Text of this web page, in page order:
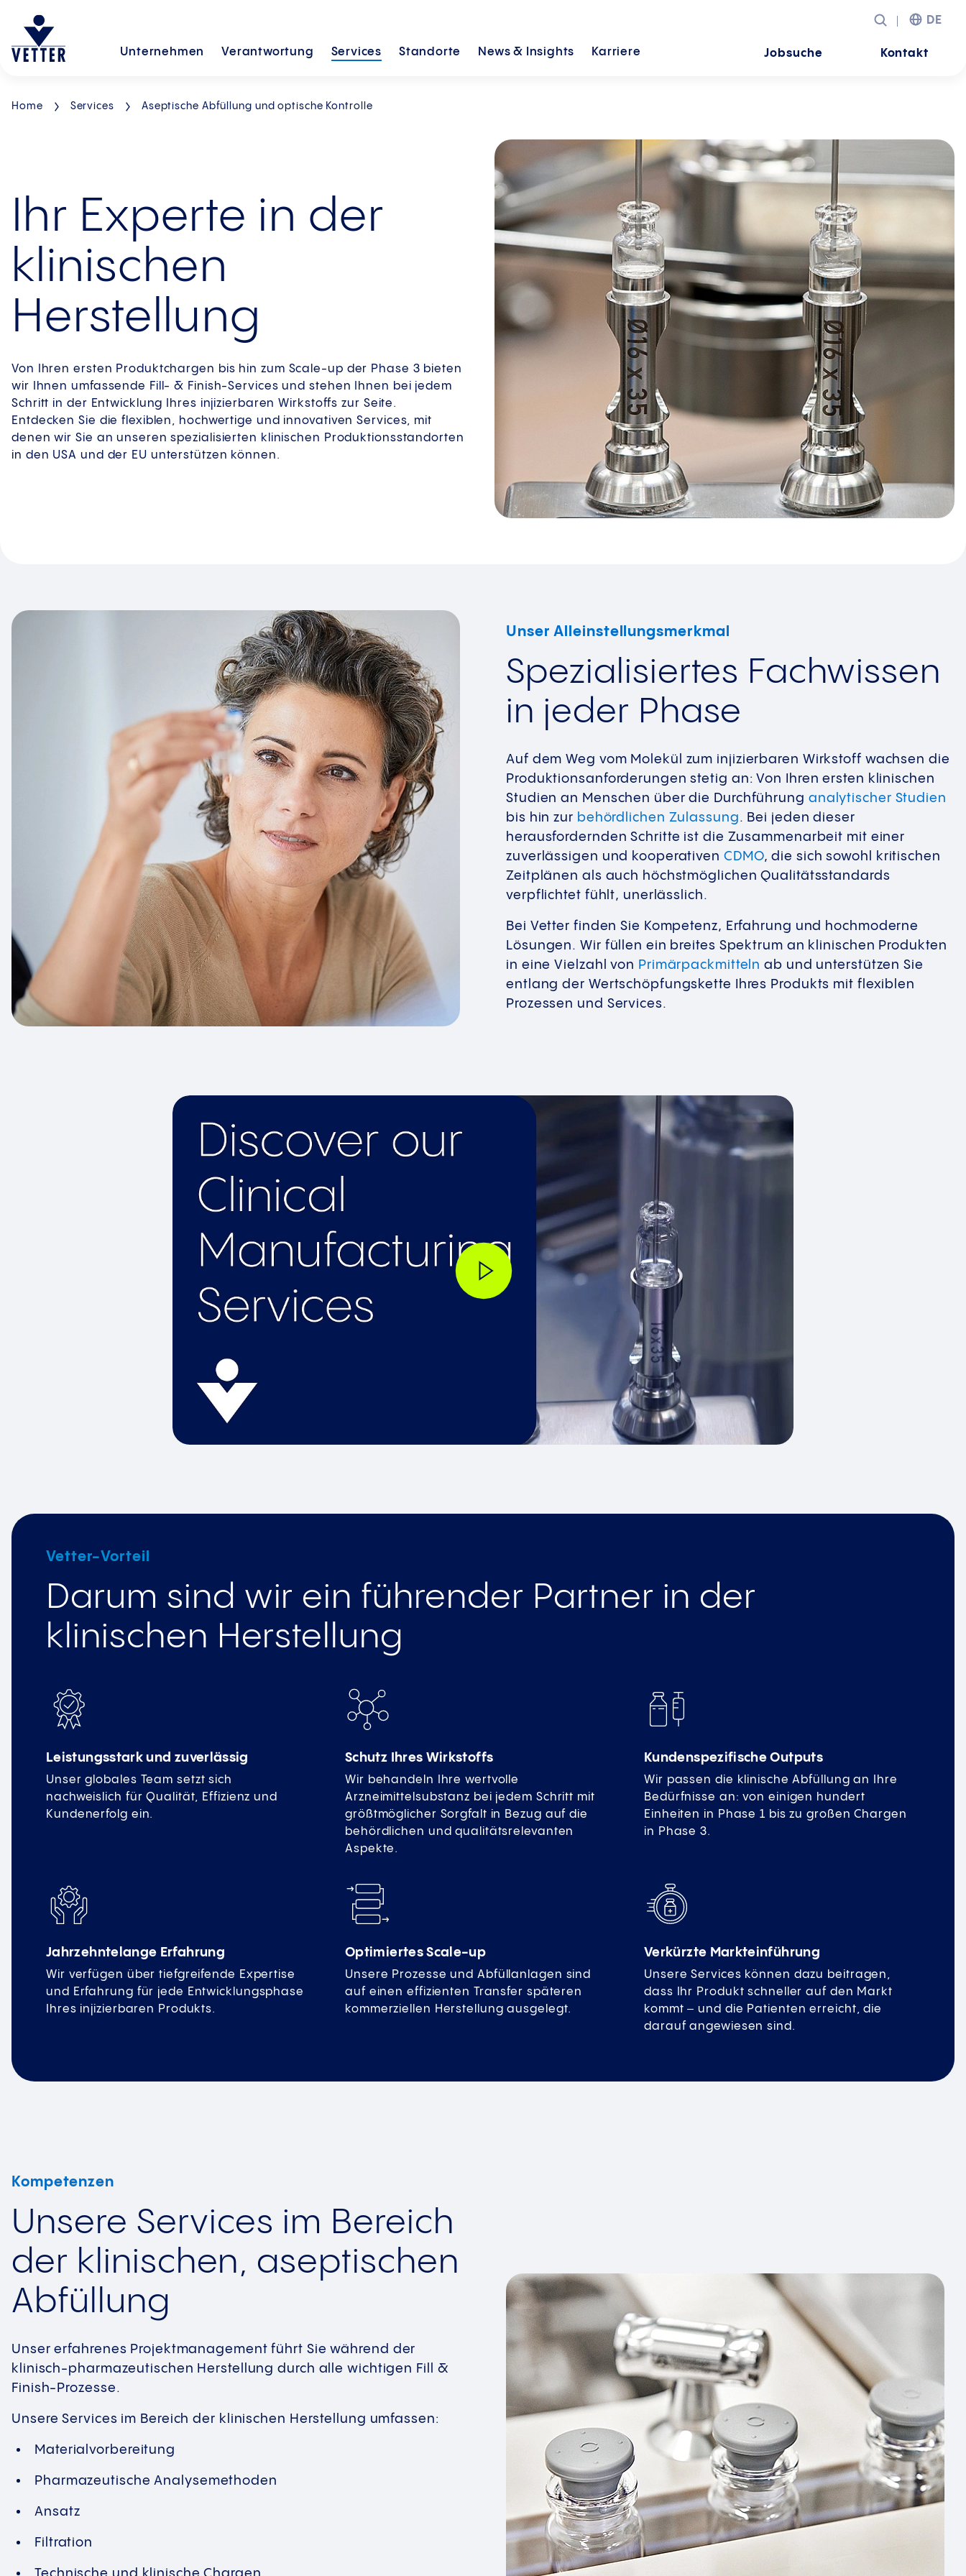
Unternehmen Verantwortung Services Standorte News & Insights Karriere
DE
Jobsuche Kontakt
Home Services Aseptische Abfüllung und optische Kontrolle
Ihr Experte in der
klinischen
Herstellung
Von Ihren ersten Produktchargen bis hin zum Scale-up der Phase 3 bieten
wir Ihnen umfassende Fill- & Finish-Services und stehen Ihnen bei jedem
Schritt in der Entwicklung Ihres injizierbaren Wirkstoffs zur Seite.
Entdecken Sie die flexiblen, hochwertige und innovativen Services, mit
denen wir Sie an unseren spezialisierten klinischen Produktionsstandorten
in den USA und der EU unterstützen können.
Unser Alleinstellungsmerkmal
Spezialisiertes Fachwissen
in jeder Phase
Auf dem Weg vom Molekül zum injizierbaren Wirkstoff wachsen die
Produktionsanforderungen stetig an: Von Ihren ersten klinischen
Studien an Menschen über die Durchführung analytischer Studien
bis hin zur behördlichen Zulassung. Bei jeden dieser
herausfordernden Schritte ist die Zusammenarbeit mit einer
zuverlässigen und kooperativen CDMO, die sich sowohl kritischen
Zeitplänen als auch höchstmöglichen Qualitätsstandards
verpflichtet fühlt, unerlässlich.
Bei Vetter finden Sie Kompetenz, Erfahrung und hochmoderne
Lösungen. Wir füllen ein breites Spektrum an klinischen Produkten
in eine Vielzahl von Primärpackmitteln ab und unterstützen Sie
entlang der Wertschöpfungskette Ihres Produkts mit flexiblen
Prozessen und Services.
Vetter-Vorteil
Darum sind wir ein führender Partner in der
klinischen Herstellung
Leistungsstark und zuverlässig
Unser globales Team setzt sich
nachweislich für Qualität, Effizienz und
Kundenerfolg ein.
Schutz Ihres Wirkstoffs
Wir behandeln Ihre wertvolle
Arzneimittelsubstanz bei jedem Schritt mit
größtmöglicher Sorgfalt in Bezug auf die
behördlichen und qualitätsrelevanten
Aspekte.
Kundenspezifische Outputs
Wir passen die klinische Abfüllung an Ihre
Bedürfnisse an: von einigen hundert
Einheiten in Phase 1 bis zu großen Chargen
in Phase 3.
Jahrzehntelange Erfahrung
Wir verfügen über tiefgreifende Expertise
und Erfahrung für jede Entwicklungsphase
Ihres injizierbaren Produkts.
Optimiertes Scale-up
Unsere Prozesse und Abfüllanlagen sind
auf einen effizienten Transfer späteren
kommerziellen Herstellung ausgelegt.
Verkürzte Markteinführung
Unsere Services können dazu beitragen,
dass Ihr Produkt schneller auf den Markt
kommt ‒ und die Patienten erreicht, die
darauf angewiesen sind.
Kompetenzen
Unsere Services im Bereich
der klinischen, aseptischen
Abfüllung
Unser erfahrenes Projektmanagement führt Sie während der
klinisch-pharmazeutischen Herstellung durch alle wichtigen Fill &
Finish-Prozesse.
Unsere Services im Bereich der klinischen Herstellung umfassen:
Materialvorbereitung
Pharmazeutische Analysemethoden
Ansatz
Filtration